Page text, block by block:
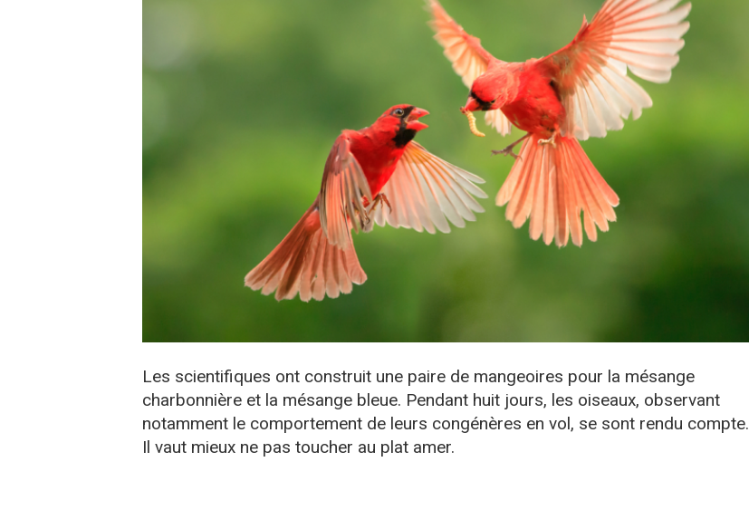
Les scientifiques ont construit une paire de mangeoires pour la mésange
charbonnière et la mésange bleue. Pendant huit jours, les oiseaux, observant
notamment le comportement de leurs congénères en vol, se sont rendu compte.
Il vaut mieux ne pas toucher au plat amer.